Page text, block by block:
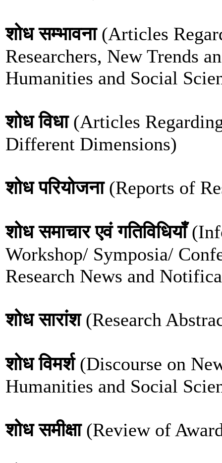
शोध सम्भावना (Articles
Researchers, New Trends
Humanities and Social
शोध विधा(Articles
Different Dimensions)
शोध परियोजना(Reports of
शोध समाचार एवं गतिविधियाँ
Workshop/ Symposia/
Research News and
शोध सारांश(Research
शोध विमर्श(Discourse on
Humanities and Social
शोध समीक्षा (Review of